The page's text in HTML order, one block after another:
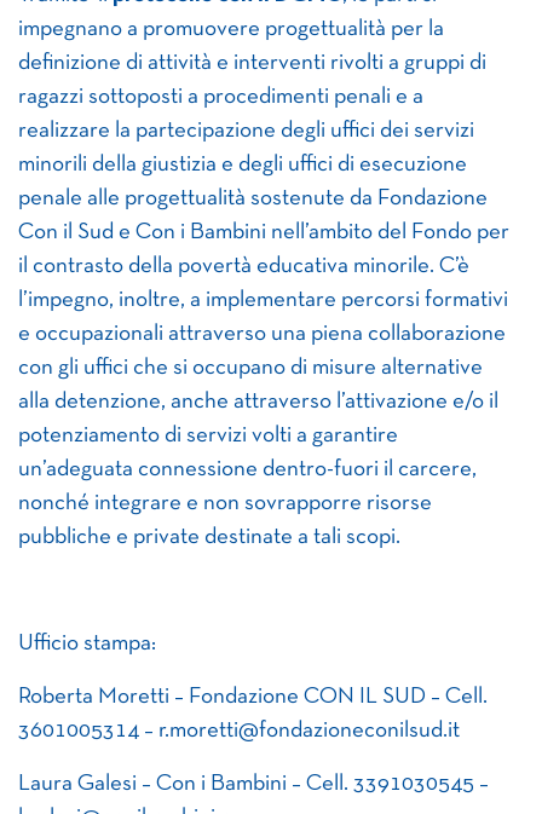
impegnano a promuovere progettualità per la
definizione di attività e interventi rivolti a gruppi di
ragazzi sottoposti a procedimenti penali e a
realizzare la partecipazione degli uffici dei servizi
minorili della giustizia e degli uffici di esecuzione
penale alle progettualità sostenute da Fondazione
Con il Sud e Con i Bambini nell’ambito del Fondo per
il contrasto della povertà educativa minorile. C’è
l’impegno, inoltre, a implementare percorsi formativi
e occupazionali attraverso una piena collaborazione
con gli uffici che si occupano di misure alternative
alla detenzione, anche attraverso l’attivazione e/o il
potenziamento di servizi volti a garantire
un’adeguata connessione dentro-fuori il carcere,
nonché integrare e non sovrapporre risorse
pubbliche e private destinate a tali scopi.
Ufficio stampa:
Roberta Moretti – Fondazione CON IL SUD – Cell.
3601005314 – r.moretti@fondazioneconilsud.it
Laura Galesi – Con i Bambini – Cell. 3391030545 –